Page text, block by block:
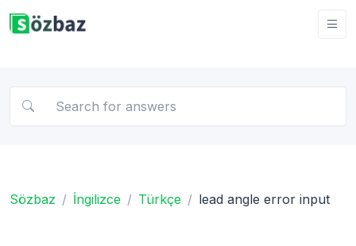
Sözbaz İngilizce Türkçe lead angle error input